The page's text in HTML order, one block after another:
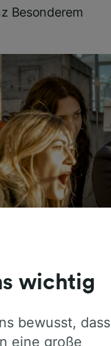
Besonderem
wichtig
bewusst, dass
eine große